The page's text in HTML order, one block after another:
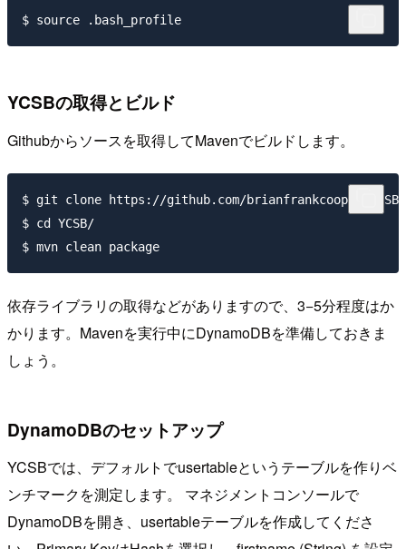
YCSBの取得とビルド
Githubからソースを取得してMavenでビルドします。
$ git clone https://github.com/brianfrankcooper/
$ cd YCSB/
依存ライブラリの取得などがありますので、3−5分程度はか
かります。Mavenを実行中にDynamoDBを準備しておきま
しょう。
DynamoDBのセットアップ
YCSBでは、デフォルトでusertableというテーブルを作りベ
ンチマークを測定します。 マネジメントコンソールで
DynamoDBを開き、usertableテーブルを作成してくださ